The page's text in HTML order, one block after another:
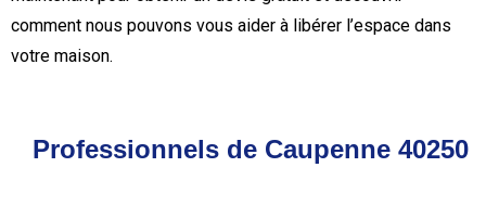
comment nous pouvons vous aider à libérer l’espace dans
votre maison.
Professionnels de Caupenne 40250